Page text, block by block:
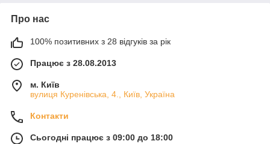
Про нас
100% позитивних з 28 відгуків за рік
Працює з 28.08.2013
м. Київ
вулиця Куренівська, 4., Київ, Україна
Контакти
Сьогодні працює з 09:00 до 18:00